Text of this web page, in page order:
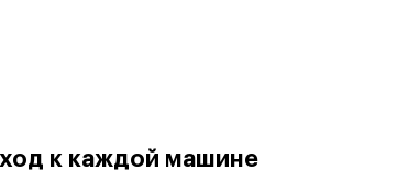
к каждой машине